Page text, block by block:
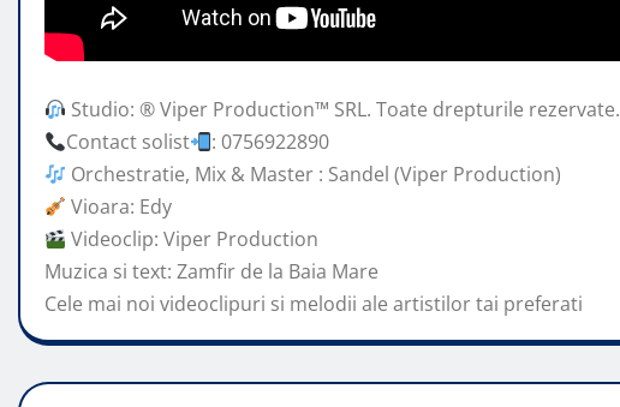
Studio: ® Viper Production™ SRL. Toate drepturile rezervate.
Contact solist
: 0756922890
Orchestratie, Mix & Master : Sandel (Viper Production)
Vioara: Edy
Videoclip: Viper Production
Muzica si text: Zamfir de la Baia Mare
Cele mai noi videoclipuri si melodii ale artistilor tai preferati